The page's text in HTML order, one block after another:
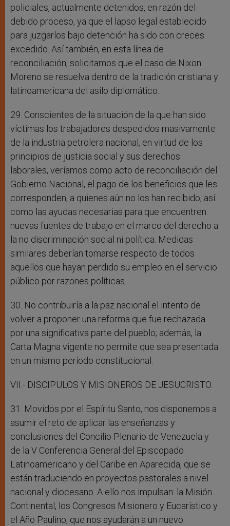
policiales, actualmente detenidos, en razón del
debido proceso, ya que el lapso legal establecido
para juzgarlos bajo detención ha sido con creces
excedido. Así también, en esta línea de
reconciliación, solicitamos que el caso de Nixon
Moreno se resuelva dentro de la tradición cristiana y
latinoamericana del asilo diplomático.
29. Conscientes de la situación de la que han sido
víctimas los trabajadores despedidos masivamente
de la industria petrolera nacional, en virtud de los
principios de justicia social y sus derechos
laborales, veríamos como acto de reconciliación del
Gobierno Nacional, el pago de los beneficios que les
corresponden, a quienes aún no los han recibido, así
como las ayudas necesarias para que encuentren
nuevas fuentes de trabajo en el marco del derecho a
la no discriminación social ni política. Medidas
similares deberían tomarse respecto de todos
aquellos que hayan perdido su empleo en el servicio
público por razones políticas.
30. No contribuiría a la paz nacional el intento de
volver a proponer una reforma que fue rechazada
por una significativa parte del pueblo; además, la
Carta Magna vigente no permite que sea presentada
en un mismo período constitucional.
VII.- DISCIPULOS Y MISIONEROS DE JESUCRISTO.
31. Movidos por el Espíritu Santo, nos disponemos a
asumir el reto de aplicar las enseñanzas y
conclusiones del Concilio Plenario de Venezuela y
de la V Conferencia General del Episcopado
Latinoamericano y del Caribe en Aparecida, que se
están traduciendo en proyectos pastorales a nivel
nacional y diocesano. A ello nos impulsan: la Misión
Continental, los Congresos Misionero y Eucarístico y
el Año Paulino, que nos ayudarán a un nuevo